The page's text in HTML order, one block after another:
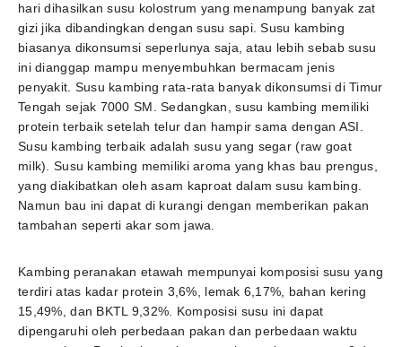
hari dihasilkan susu kolostrum yang menampung banyak zat
gizi jika dibandingkan dengan susu sapi. Susu kambing
biasanya dikonsumsi seperlunya saja, atau lebih sebab susu
ini dianggap mampu menyembuhkan bermacam jenis
penyakit. Susu kambing rata-rata banyak dikonsumsi di Timur
Tengah sejak 7000 SM. Sedangkan, susu kambing memiliki
protein terbaik setelah telur dan hampir sama dengan ASI.
Susu kambing terbaik adalah susu yang segar (raw goat
milk). Susu kambing memiliki aroma yang khas bau prengus,
yang diakibatkan oleh asam kaproat dalam susu kambing.
Namun bau ini dapat di kurangi dengan memberikan pakan
tambahan seperti akar som jawa.
Kambing peranakan etawah mempunyai komposisi susu yang
terdiri atas kadar protein 3,6%, lemak 6,17%, bahan kering
15,49%, dan BKTL 9,32%. Komposisi susu ini dapat
dipengaruhi oleh perbedaan pakan dan perbedaan waktu